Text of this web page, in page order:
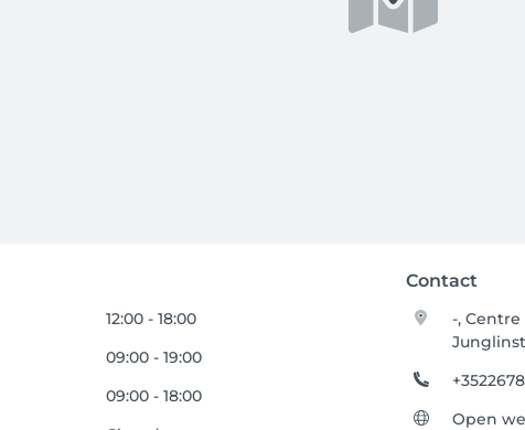
Contact
12:00 - 18:00
09:00 - 19:00
09:00 - 18:00
-,
Open